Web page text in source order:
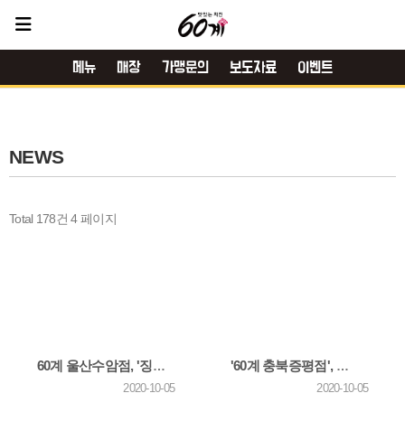
메뉴 매장 가맹문의 보도자료 이벤트
NEWS
Total 178건 4 페이지
60계 울산수암점, '징검다리 아동센터'에 사랑의 치킨나눔 봉사활동
2020-10-05
'60계 충북증평점', 증평군 장애인복지관에 사랑의 치킨나눔 봉사활동
2020-10-05